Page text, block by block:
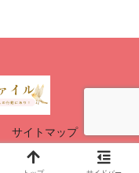
サイトマップ
イル.